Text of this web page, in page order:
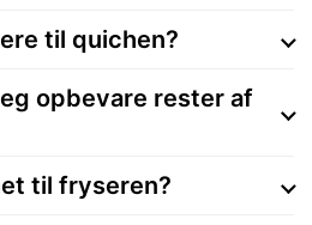
til quichen?
opbevare rester af
til fryseren?